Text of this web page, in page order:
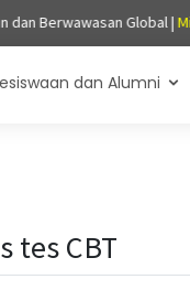
|Misi: 1.
dan Alumni
tes CBT